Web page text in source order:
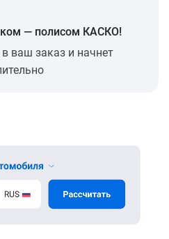
— полисом КАСКО!
ваш заказ и начнет